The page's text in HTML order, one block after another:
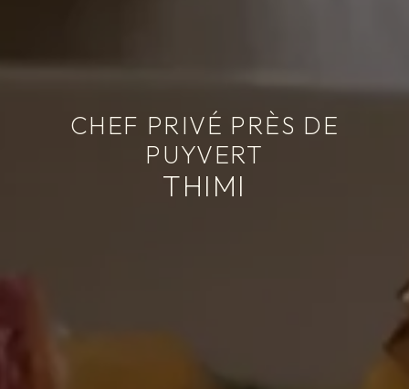
CHEF PRIVÉ PRÈS DE
PUYVERT
THIMI